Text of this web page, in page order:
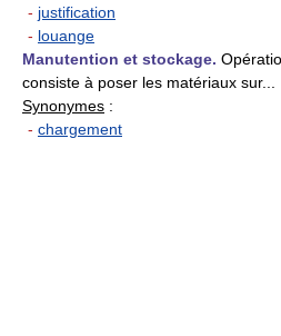
- justification
- louange
Manutention et stockage.
consiste à poser les matériaux sur...
Synonymes :
- chargement